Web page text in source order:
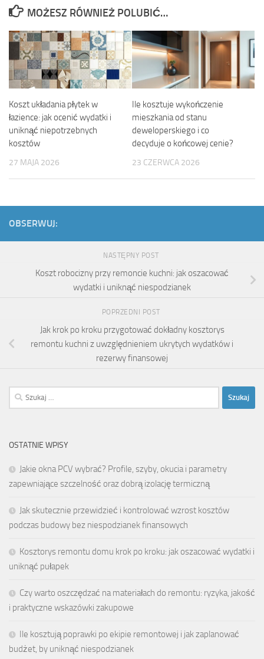
MOŻESZ RÓWNIEŻ POLUBIĆ…
Koszt układania płytek w
łazience: jak ocenić wydatki i
uniknąć niepotrzebnych
kosztów
27 MAJA 2026
Ile kosztuje wykończenie
mieszkania od stanu
deweloperskiego i co
decyduje o końcowej cenie?
23 CZERWCA 2026
OBSERWUJ:
NASTĘPNY POST
Koszt robocizny przy remoncie kuchni: jak oszacować
wydatki i uniknąć niespodzianek
POPRZEDNI POST
Jak krok po kroku przygotować dokładny kosztorys
remontu kuchni z uwzględnieniem ukrytych wydatków i
rezerwy finansowej
Szukaj:
OSTATNIE WPISY
Jakie okna PCV wybrać? Profile, szyby, okucia i parametry
zapewniające szczelność oraz dobrą izolację termiczną
Jak skutecznie przewidzieć i kontrolować wzrost kosztów
podczas budowy bez niespodzianek finansowych
Kosztorys remontu domu krok po kroku: jak oszacować wydatki i
uniknąć pułapek
Czy warto oszczędzać na materiałach do remontu: ryzyka, jakość
i praktyczne wskazówki zakupowe
Ile kosztują poprawki po ekipie remontowej i jak zaplanować
budżet, by uniknąć niespodzianek